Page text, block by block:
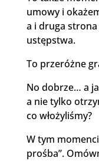
umowy i
a i druga
ustępstwa.
To przeróżne
No dobrze… a
a nie tylko
co włożyliśmy?
W tym
prośba”.